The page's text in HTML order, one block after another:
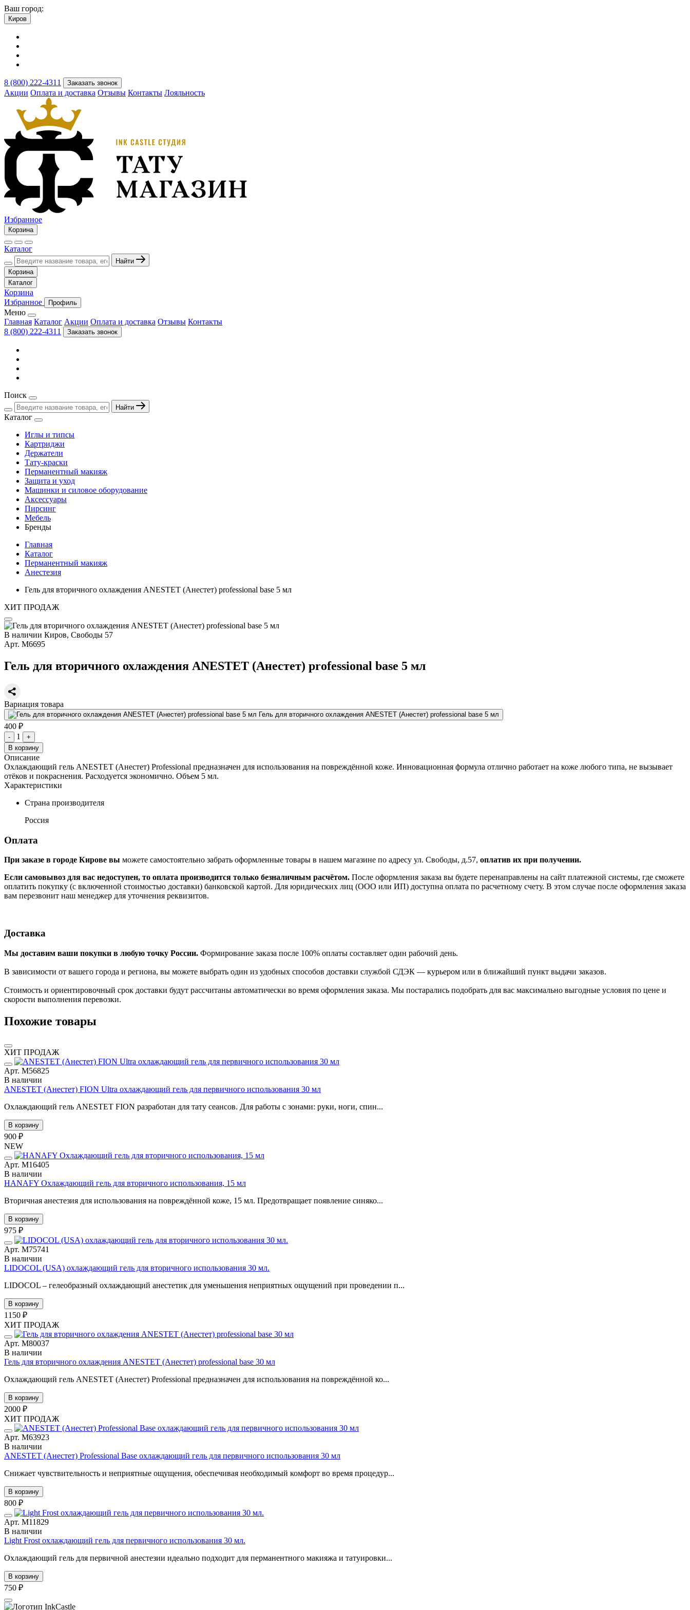
Ваш город:
Киров
8 (800) 222-4311 Заказать звонок
Акции Оплата и доставка Отзывы Контакты Лояльность
Избранное
Корзина
Каталог
Найти
Корзина
Каталог
Корзина
Избранное
Профиль
Меню
Главная Каталог Акции Оплата и доставка Отзывы Контакты
8 (800) 222-4311
Заказать звонок
Поиск
Найти
Каталог
Иглы и типсы
Картриджи
Держатели
Тату-краски
Перманентный макияж
Защита и уход
Машинки и силовое оборудование
Аксессуары
Пирсинг
Мебель
Бренды
Главная
Каталог
Перманентный макияж
Анестезия
Гель для вторичного охлаждения ANESTET (Анестет) professional base 5 мл
ХИТ ПРОДАЖ
В наличии Киров, Свободы 57
Арт. М6695
Гель для вторичного охлаждения ANESTET (Анестет) professional base 5 мл
Вариация товара
Гель для вторичного охлаждения ANESTET (Анестет) professional base 5 мл
400 ₽
- 1
+
В корзину
Описание
Охлаждающий гель ANESTET (Анестет) Professional предназначен для использования на повреждённой коже. Инновационная формула отлично работает на коже любого типа, не вызывает
отёков и покраснения. Расходуется экономично. Объем 5 мл.
Характеристики
Страна производителя
Россия
Оплата
При заказе в городе Кирове вы можете самостоятельно забрать оформленные товары в нашем магазине по адресу ул. Свободы, д.57, оплатив их при получении.
Если самовывоз для вас недоступен, то оплата производится только безналичным расчётом. После оформления заказа вы будете перенаправлены на сайт платежной системы, где сможете
оплатить покупку (с включенной стоимостью доставки) банковской картой. Для юридических лиц (ООО или ИП) доступна оплата по расчетному счету. В этом случае после оформления заказа
вам перезвонит наш менеджер для уточнения реквизитов.
Доставка
Мы доставим ваши покупки в любую точку России. Формирование заказа после 100% оплаты составляет один рабочий день.
В зависимости от вашего города и региона, вы можете выбрать один из удобных способов доставки службой СДЭК — курьером или в ближайший пункт выдачи заказов.
Стоимость и ориентировочный срок доставки будут рассчитаны автоматически во время оформления заказа. Мы постарались подобрать для вас максимально выгодные условия по цене и
скорости выполнения перевозки.
Похожие товары
ХИТ ПРОДАЖ
Арт. М56825
В наличии
ANESTET (Анестет) FION Ultra охлаждающий гель для первичного использования 30 мл
Охлаждающий гель ANESTET FION разработан для тату сеансов. Для работы с зонами: руки, ноги, спин...
В корзину
900 ₽
NEW
Арт. М16405
В наличии
HANAFY Охлаждающий гель для вторичного использования, 15 мл
Вторичная анестезия для использования на повреждённой коже, 15 мл. Предотвращает появление синяко...
В корзину
975 ₽
Арт. М75741
В наличии
LIDOCOL (USA) охлаждающий гель для вторичного использования 30 мл.
LIDOCOL – гелеобразный охлаждающий анестетик для уменьшения неприятных ощущений при проведении п...
В корзину
1150 ₽
ХИТ ПРОДАЖ
Арт. М80037
В наличии
Гель для вторичного охлаждения ANESTET (Анестет) professional base 30 мл
Охлаждающий гель ANESTET (Анестет) Professional предназначен для использования на повреждённой ко...
В корзину
2000 ₽
ХИТ ПРОДАЖ
Арт. М63923
В наличии
ANESTET (Анестет) Professional Base охлаждающий гель для первичного использования 30 мл
Снижает чувствительность и неприятные ощущения, обеспечивая необходимый комфорт во время процедур...
В корзину
800 ₽
Арт. М11829
В наличии
Light Frost охлаждающий гель для первичного использования 30 мл.
Охлаждающий гель для первичной анестезии идеально подходит для перманентного макияжа и татуировки...
В корзину
750 ₽